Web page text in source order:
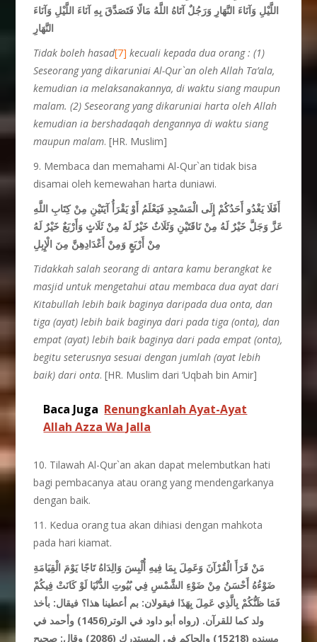
اللَّيْلِ وَآنَاءَ النَّهَارِ وَرَجُلٌ آتَاهُ اللَّهُ مَالًا فَتَصَدَّقَ بِهِ آنَاءَ اللَّيْلِ وَآنَاءَ
النَّهَارِ
Tidak boleh hasad[7] kecuali kepada dua orang : (1)
Seseorang yang dikaruniai Al-Qur`an oleh Allah Ta’ala,
kemudian ia melaksanakannya, di waktu siang maupun
malam. (2) Seseorang yang dikaruniai harta oleh Allah
kemudian ia bershadaqah dengannya di waktu siang
maupun malam. [HR. Muslim]
9. Membaca dan memahami Al-Qur`an tidak bisa
disamai oleh kemewahan harta duniawi.
أَفَلَا يَغْدُو أَحَدُكُمْ إِلَى الْمَسْجِدِ فَيَعْلَمُ أَوْ يَقْرَأُ آيَتَيْنِ مِنْ كِتَابِ اللَّهِ
عَزَّ وَجَلَّ خَيْرٌ لَهُ مِنْ نَاقَتَيْنِ وَثَلَاثٌ خَيْرٌ لَهُ مِنْ ثَلَاثٍ وَأَرْبَعٌ خَيْرٌ لَهُ
مِنْ أَرْبَعٍ وَمِنْ أَعْدَادِهِنَّ مِنَ الْإِبِلِ
Tidakkah salah seorang di antara kamu berangkat ke
masjid untuk mengetahui atau membaca dua ayat dari
Kitabullah lebih baik baginya daripada dua onta, dan
tiga (ayat) lebih baik baginya dari pada tiga (onta), dan
empat (ayat) lebih baik baginya dari pada empat (onta),
begitu seterusnya sesuai dengan jumlah (ayat lebih
baik) dari onta. [HR. Muslim dari ‘Uqbah bin Amir]
Baca Juga Renungkanlah Ayat-Ayat
Allah Azza Wa Jalla
10. Tilawah Al-Qur`an akan dapat melembutkan hati
bagi pembacanya atau orang yang mendengarkanya
dengan baik.
11. Kedua orang tua akan dihiasi dengan mahkota
pada hari kiamat.
مَنْ قَرَأَ الْقُرْآنَ وَعَمِلَ بِمَا فِيهِ أُلْبِسَ وَالِدَاهُ تَاجًا يَوْمَ الْقِيَامَةِ
ضَوْءُهُ أَحْسَنُ مِنْ ضَوْءِ الشَّمْسِ فِي بُيُوتِ الدُّنْيَا لَوْ كَانَتْ فِيكُمْ
فَمَا ظَنُّكُمْ بِالَّذِي عَمِلَ بِهَذَا فيقولان: بم أعطينا هذا؟ فيقال: بأخذ
ولد كما للقرآن. (رواه أبو داود في الوتر(1456) وأحمد في
مسنده (15218) والحاكم في المستدرك (2086) وقال: صحيح